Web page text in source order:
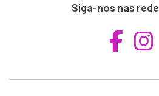
Siga-nos nas